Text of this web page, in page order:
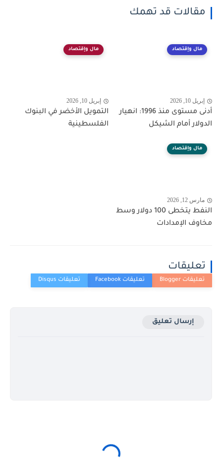
مقالات قد تهمك
مال وإقتصاد
إبريل 10, 2026
أدنى مستوى منذ 1996: انهيار
الدولار أمام الشيكل
مال وإقتصاد
إبريل 10, 2026
التمويل الأخضر في البنوك
الفلسطينية
مال وإقتصاد
مارس 12, 2026
النفط يتخطى 100 دولار وسط
مخاوف الإمدادات
تعليقات
إرسال تعليق